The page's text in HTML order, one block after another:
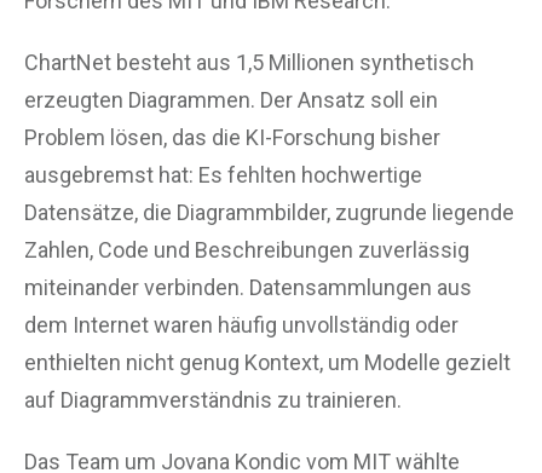
ChartNet besteht aus 1,5 Millionen synthetisch
erzeugten Diagrammen. Der Ansatz soll ein
Problem lösen, das die KI-Forschung bisher
ausgebremst hat: Es fehlten hochwertige
Datensätze, die Diagrammbilder, zugrunde liegende
Zahlen, Code und Beschreibungen zuverlässig
miteinander verbinden. Datensammlungen aus
dem Internet waren häufig unvollständig oder
enthielten nicht genug Kontext, um Modelle gezielt
auf Diagrammverständnis zu trainieren.
Das Team um Jovana Kondic vom MIT wählte